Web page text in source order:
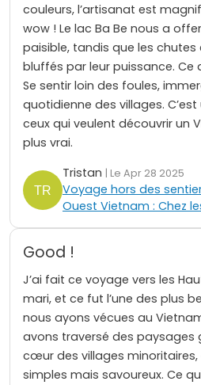
couleurs, l’artisanat est
wow ! Le lac Ba Be nous a
paisible, tandis que les chutes
bluffés par leur puissance. Ce
Se sentir loin des foules,
quotidienne des villages.
ceux qui veulent découvrir un
plus vrai.
Tristan | Le Apr 28 2025
Voyage hors des
Ouest Vietnam : Chez
Good !
J’ai fait ce voyage vers les
mari, et ce fut l’une des plus
nous ayons vécues au
avons traversé des paysages
cœur des villages
simples mais savoureux. Ce